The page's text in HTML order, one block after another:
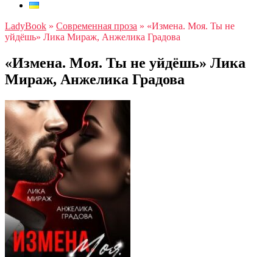
LadyBook » Современная проза » «Измена. Моя. Ты не
уйдёшь» Лика Мираж, Анжелика Градова
«Измена. Моя. Ты не уйдёшь» Лика
Мираж, Анжелика Градова